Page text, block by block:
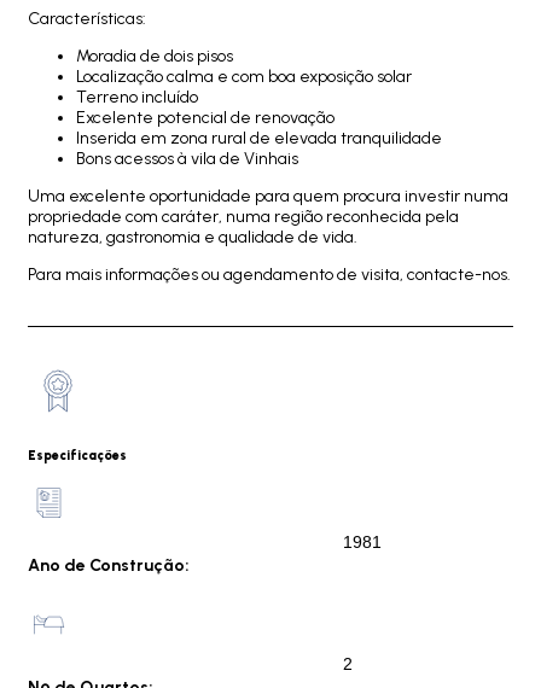
Características:
Moradia de dois pisos
Localização calma e com boa exposição solar
Terreno incluído
Excelente potencial de renovação
Inserida em zona rural de elevada tranquilidade
Bons acessos à vila de Vinhais
Uma excelente oportunidade para quem procura investir numa
propriedade com caráter, numa região reconhecida pela
natureza, gastronomia e qualidade de vida.
Para mais informações ou agendamento de visita, contacte-nos.
Especificações
Ano de Construção:
1981
2